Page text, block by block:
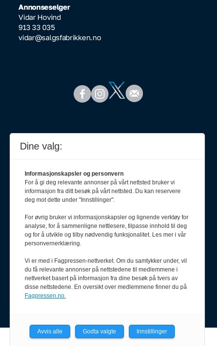
Annonseselger
Vidar Hovind
913 33 035
vidar@salgsfabrikken.no
Meld deg på nyhetsbrev
Dine valg:
Informasjonskapsler og personvern
For å gi deg relevante annonser på vårt nettsted bruker vi
informasjon fra ditt besøk på vårt nettsted. Du kan reservere
deg mot dette under "Innstillinger".
For øvrig bruker vi informasjonskapsler og lignende verktøy for
analyse, for å sammenligne nettlesere, tilpasse innhold til deg
og for å utvikle og tilby nødvendig funksjonalitet. Les mer i vår
personvernerklæring.
Vi er med i Fagpressen-nettverket. Om du samtykker under, vil
du få relevante annonser på nettstedene til medlemmene i
nettverket basert på informasjon fra dine besøk på tvers av
disse nettstedene. En oversikt over medlemmene finner du på
Fagpressen.no.
Avvis alle Godta valgte Innstillinger